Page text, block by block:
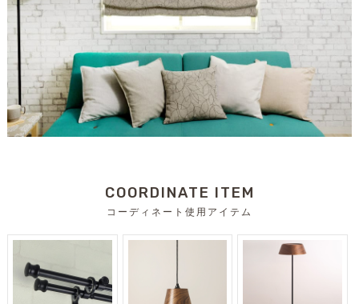
COORDINATE ITEM
コーディネート使用アイテム